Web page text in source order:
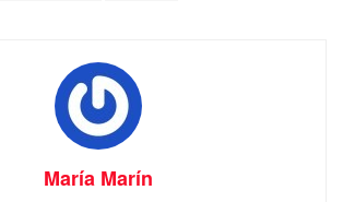
María Marín